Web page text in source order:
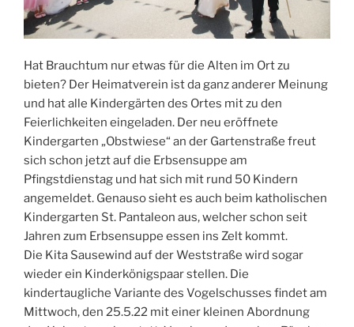
Hat Brauchtum nur etwas für die Alten im Ort zu
bieten? Der Heimatverein ist da ganz anderer Meinung
und hat alle Kindergärten des Ortes mit zu den
Feierlichkeiten eingeladen. Der neu eröffnete
Kindergarten „Obstwiese“ an der Gartenstraße freut
sich schon jetzt auf die Erbsensuppe am
Pfingstdienstag und hat sich mit rund 50 Kindern
angemeldet. Genauso sieht es auch beim katholischen
Kindergarten St. Pantaleon aus, welcher schon seit
Jahren zum Erbsensuppe essen ins Zelt kommt.
Die Kita Sausewind auf der Weststraße wird sogar
wieder ein Kinderkönigspaar stellen. Die
kindertaugliche Variante des Vogelschusses findet am
Mittwoch, den 25.5.22 mit einer kleinen Abordnung